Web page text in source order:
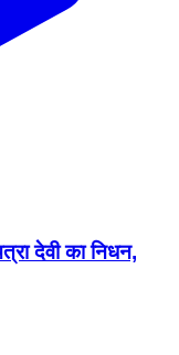
देवी का निधन,